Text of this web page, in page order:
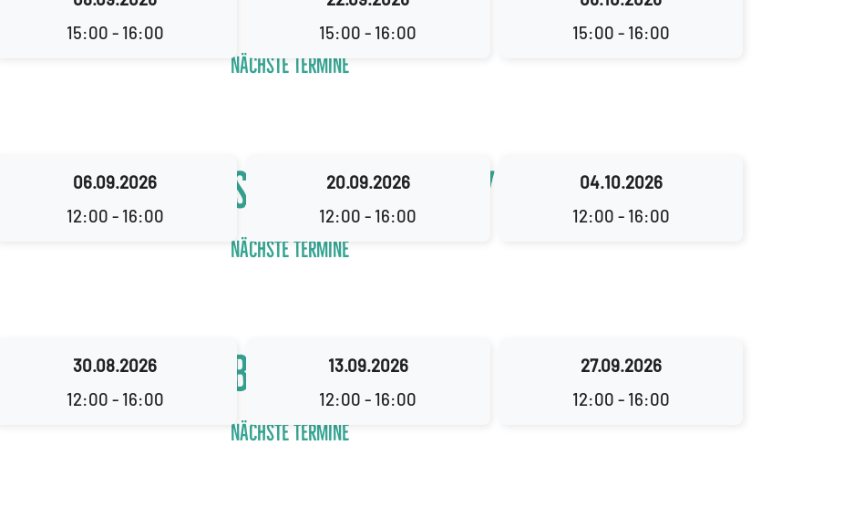
Nächste Termine
15:00 - 16:00
15:00 - 16:00
15:00 - 16:00
Skateboard only
ungeradenKalenderwoche
Nächste Termine
06.09.2026
12:00 - 16:00
20.09.2026
12:00 - 16:00
04.10.2026
12:00 - 16:00
BMX only
Kalenderwoche
Nächste Termine
30.08.2026
12:00 - 16:00
13.09.2026
12:00 - 16:00
27.09.2026
12:00 - 16:00